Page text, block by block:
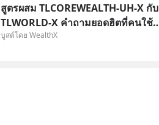
สูตรผสม TLCOREWEALTH-UH-X กับ
TLWORLD-X คำถามยอดฮิตที่คนใช้
WealthX ถามเข้ามา
บูสต์โดย WealthX